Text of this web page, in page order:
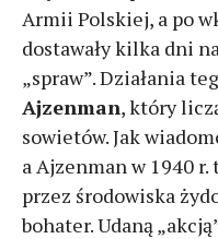
Armii Polskiej, a po
dostawały kilka dni
„spraw”. Działania
Ajzenman, który
sowietów. Jak
a Ajzenman w 1940
przez środowiska
bohater. Udaną